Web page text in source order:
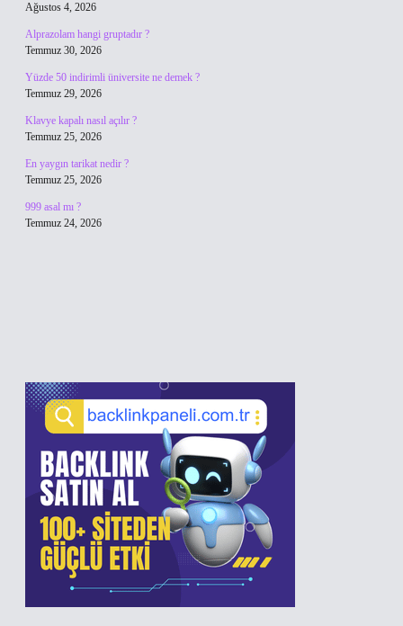
Ağustos 4, 2026
Alprazolam hangi gruptadır ?
Temmuz 30, 2026
Yüzde 50 indirimli üniversite ne demek ?
Temmuz 29, 2026
Klavye kapalı nasıl açılır ?
Temmuz 25, 2026
En yaygın tarikat nedir ?
Temmuz 25, 2026
999 asal mı ?
Temmuz 24, 2026